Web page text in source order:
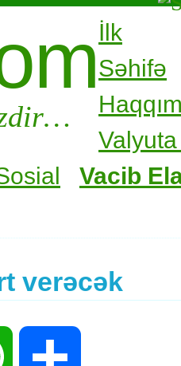
İlk
Səhifə
Vacib
verəcək
WhatsApp